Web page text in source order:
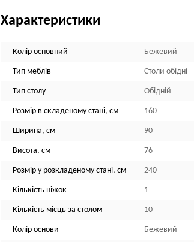
Характеристики
Колір основний Бежевий
Тип меблів Столи обідні
Тип столу Обідній
Розмір в складеному стані, см 160
Ширина, см 90
Висота, см 76
Розмір у розкладеному стані, см 240
Кількість ніжок 1
Кількість місць за столом 10
Колір основи Бежевий